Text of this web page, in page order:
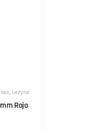
, Lezyne
Negro